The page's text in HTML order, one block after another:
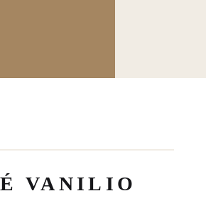
VANILIO